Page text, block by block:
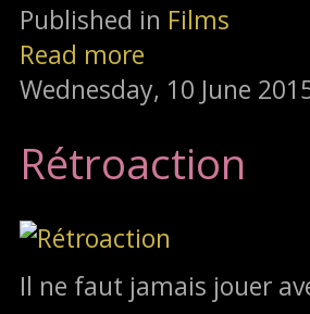
Published in Films
Read more
Wednesday, 10 June
Rétroaction
Il ne faut jamais jouer